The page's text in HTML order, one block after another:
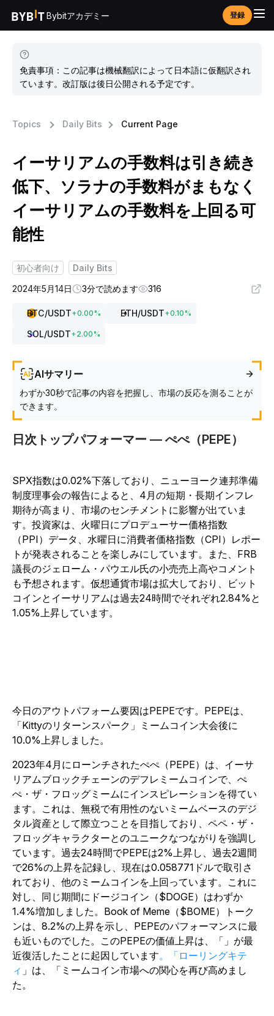
Bybitアカデミー 登録
免責事項：この記事は機械翻訳によって日本語に仮翻訳され
ています。改訂版は後日公開される予定です。
Topics Daily Bits Current Page
イーサリアムの手数料は引き続き
低下、ソラナの手数料がまもなく
イーサリアムの手数料を上回る可
能性
初心者向け
Daily Bits
2024年5月14日
3分で読めます 316
BTC/USDT+0.00% ETH/USDT+0.10%
SOL/USDT+2.00%
AIサマリー
わずか30秒で記事の内容を把握し、市場の反応を測ることが
できます。
日次トップパフォーマー — ぺぺ（PEPE）
SPX指数は0.02%下落しており、ニューヨーク連邦準備
制度理事会の報告によると、4月の短期・長期インフレ
期待が高まり、市場のセンチメントに影響が出ていま
す。投資家は、火曜日にプロデューサー価格指数
（PPI）データ、水曜日に消費者価格指数（CPI）レポー
トが発表されることを楽しみにしています。また、FRB
議長のジェローム・パウエル氏の小売売上高やコメント
も予想されます。仮想通貨市場は拡大しており、ビット
コインとイーサリアムは過去24時間でそれぞれ2.84%と
1.05%上昇しています。
今日のアウトパフォーム要因はPEPEです。PEPEは、
「Kittyのリターンスパーク」ミームコイン大会後に
10.0%上昇しました。
2023年4月にローンチされたぺぺ（PEPE）は、イーサ
リアムブロックチェーンのデフレミームコインで、ぺ
ぺ・ザ・フロッグミームにインスピレーションを得てい
ます。これは、無税で有用性のないミームベースのデジ
タル資産として際立つことを目指しており、ペペ・ザ・
フロッグキャラクターとのユニークなつながりを強調し
ています。過去24時間でPEPEは2%上昇し、過去2週間
で26%の上昇を記録し、現在は0.058771ドルで取引さ
れており、他のミームコインを上回っています。これに
対し、同じ期間にドージコイン（$DOGE）はわずか
1.4%増加しました。Book of Meme（$BOME）トーク
ンは、8.2%の上昇を示し、PEPEのパフォーマンスに最
も近いものでした。このPEPEの価値上昇は、「」が最
近復活したことに起因しています。「ローリングキテ
ィ 」は、「ミームコイン市場への関心を再び高めまし
た。